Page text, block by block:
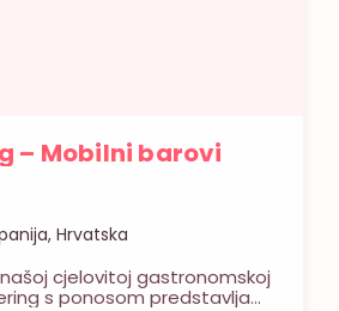
– Mobilni barovi
Hrvatska
cjelovitoj gastronomskoj
s ponosom predstavlja